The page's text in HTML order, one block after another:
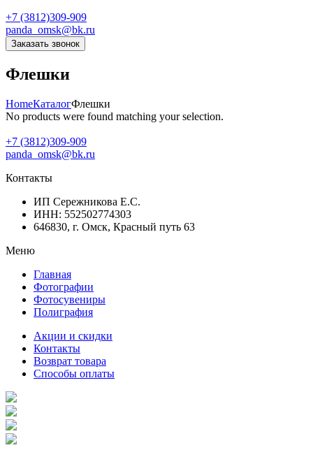
+7 (3812)309-909
panda_omsk@bk.ru
Заказать звонок
Флешки
HomeКаталогФлешки
No products were found matching your selection.
+7 (3812)309-909
panda_omsk@bk.ru
Контакты
ИП Сережникова Е.С.
ИНН: 552502774303
646830, г. Омск, Красный путь 63
Меню
Главная
Фотографии
Фотосувениры
Полиграфия
Акции и скидки
Контакты
Возврат товара
Способы оплаты